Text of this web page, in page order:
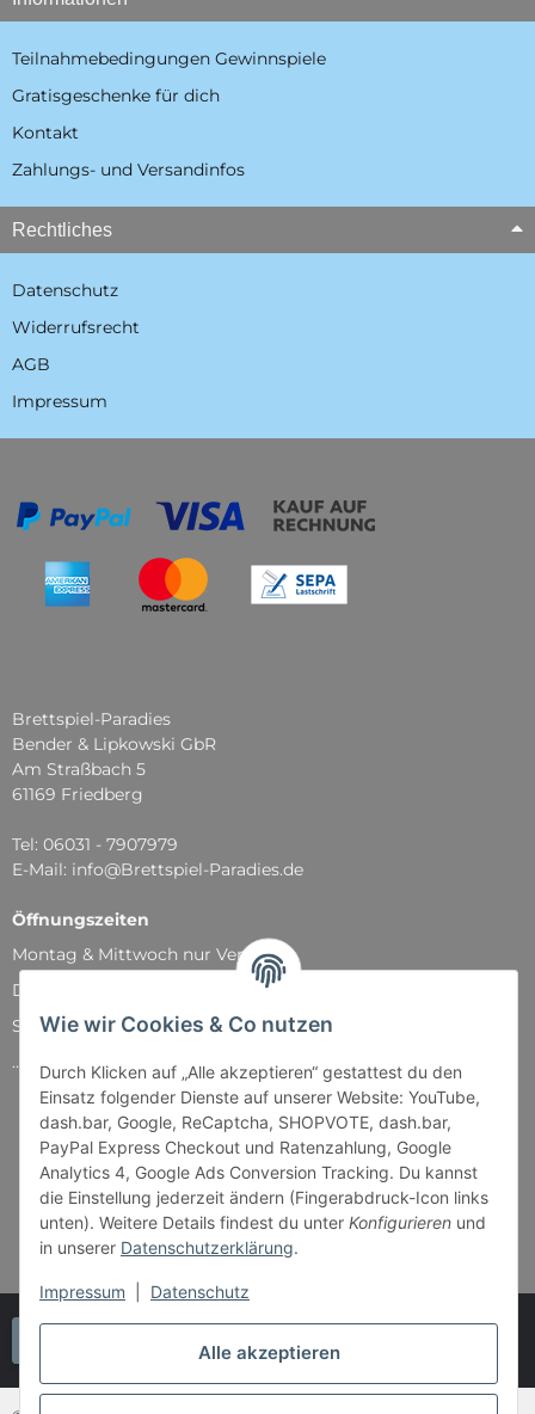
Alle akzeptieren
Wie wir Cookies & Co nutzen
Durch Klicken auf „Alle akzeptieren“ gestattest du den
Einsatz folgender Dienste auf unserer Website: YouTube,
dash.bar, Google, ReCaptcha, SHOPVOTE, dash.bar,
PayPal Express Checkout und Ratenzahlung, Google
Analytics 4, Google Ads Conversion Tracking. Du kannst
die Einstellung jederzeit ändern (Fingerabdruck-Icon links
unten). Weitere Details findest du unter Konfigurieren und
in unserer Datenschutzerklärung.
Impressum Datenschutz
Teilnahmebedingungen Gewinnspiele
Gratisgeschenke für dich
Kontakt
Zahlungs- und Versandinfos
Rechtliches
Datenschutz
Widerrufsrecht
AGB
Impressum
Brettspiel-Paradies
Bender & Lipkowski GbR
Am Straßbach 5
61169 Friedberg
Tel: 06031 - 7907979
E-Mail: info@Brettspiel-Paradies.de
Öffnungszeiten
Montag & Mittwoch nur Versand
Dienstag, Donnerstag und Freitag: 11:00 - 18:30 Uhr
Samstag: 11:00 - 14:00 Uhr
...und natürlich während unserer Events